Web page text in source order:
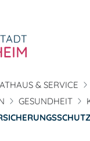
& SERVICE
GESUNDHEIT